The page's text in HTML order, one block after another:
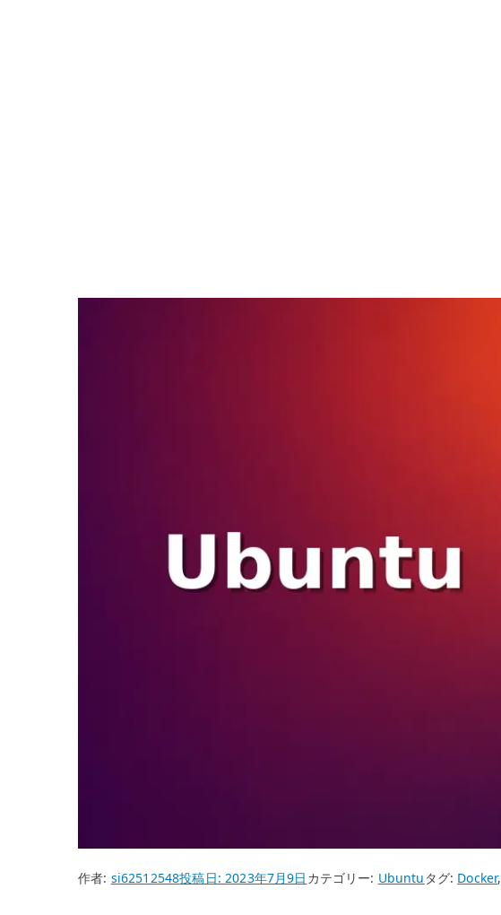
作者: si62512548投稿日:2023年7月9日 カテゴリー: Ubuntu タグ: Docker,